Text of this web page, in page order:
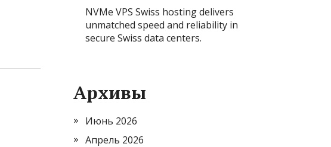
NVMe VPS Swiss hosting delivers
unmatched speed and reliability in
secure Swiss data centers.
Архивы
Июнь 2026
Апрель 2026